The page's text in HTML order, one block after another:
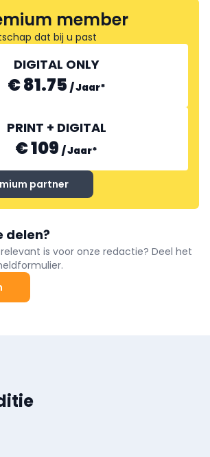
member
dat bij u past
DIGITAL ONLY
€ 81.75 /Jaar*
PRINT + DIGITAL
€ 109 /Jaar*
partner
delen?
is voor onze redactie? Deel het